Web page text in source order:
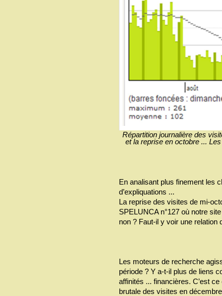
Répartition journalière des
et la reprise en octobre ...
En analisant plus finement les
d’expliquations ...
La reprise des visites de mi-
SPELUNCA n°127 où notre
non ? Faut-il y voir une relation
Les moteurs de recherche
période ? Y a-t-il plus de liens
affinités ... financières. C’est
brutale des visites en